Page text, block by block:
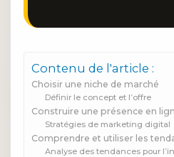
Contenu de l'article :
Choisir une niche de marché
Définir le concept et l’offre
Construire une présence en
Stratégies de marketing digital
Comprendre et utiliser les
Analyse des tendances pour